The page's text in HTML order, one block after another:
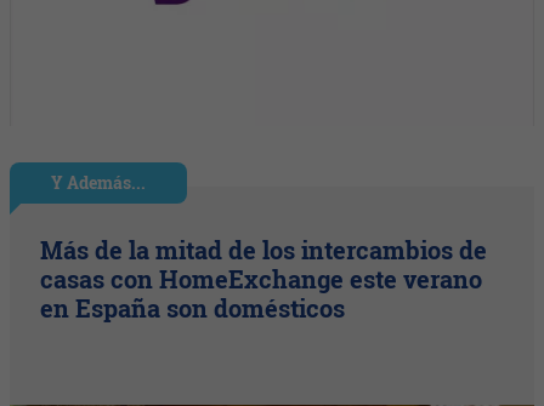
Y Además...
Más de la mitad de los intercambios de
casas con HomeExchange este verano
en España son domésticos